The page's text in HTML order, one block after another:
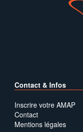
Contact & Infos
Inscrire votre AMAP
Contact
Mentions légales